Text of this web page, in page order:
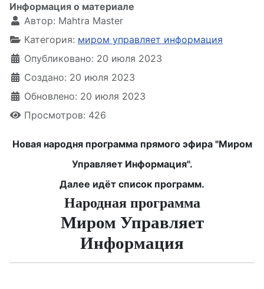
Информация о материале
Автор: Mahtra Master
Категория: миром управляет информация
Опубликовано: 20 июля 2023
Создано: 20 июля 2023
Обновлено: 20 июля 2023
Просмотров: 426
Новая народня программа прямого эфира "Миром
Управляет Информация".
Далее идёт список программ.
Народная программа
Миром Управляет
Информация